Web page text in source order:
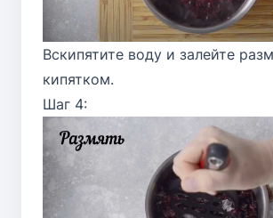
Вскипятите воду и залейте
кипятком.
Шаг 4: